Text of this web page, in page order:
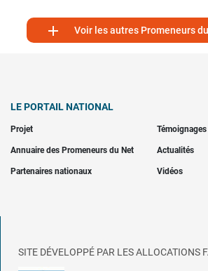
 Voir les autres Promeneurs
LE PORTAIL NATIONAL
Projet Témoignages
Annuaire des Promeneurs du Net Actualités
Partenaires nationaux Vidéos
SITE DÉVELOPPÉ PAR LES ALLOCATIONS